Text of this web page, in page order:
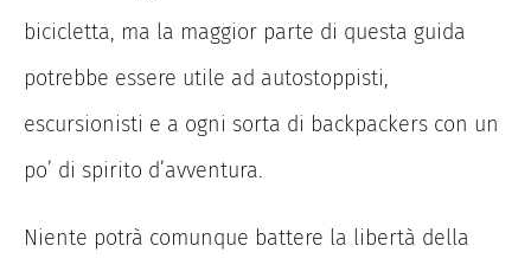
bicicletta, ma la maggior parte di questa guida
potrebbe essere utile ad autostoppisti,
escursionisti e a ogni sorta di backpackers con un
po’ di spirito d’avventura.
Niente potrà comunque battere la libertà della